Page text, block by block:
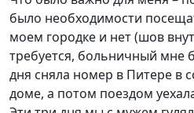
было необходимости
моем городке и нет (шов
требуется, больничный мне
дня сняла номер в Питере в
доме, а потом поездом